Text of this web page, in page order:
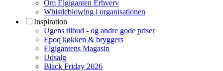
Om Elgiganten Erhverv
Whistleblowing i organisationen
Inspiration
Ugens tilbud - og andre gode priser
Epoq køkken & bryggers
Elgigantens Magasin
Udsalg
Black Friday 2026